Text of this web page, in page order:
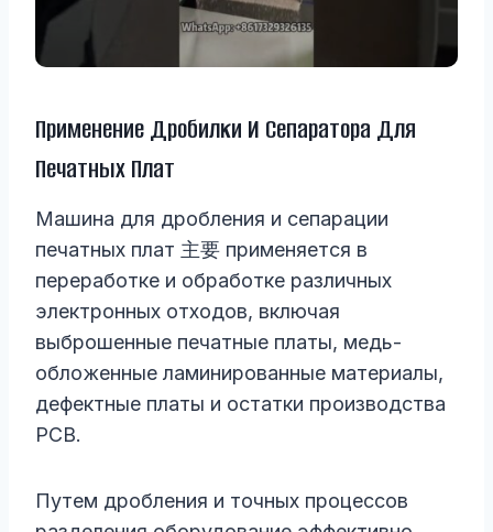
Применение Дробилки И Сепаратора Для
Печатных Плат
Машина для дробления и сепарации
печатных плат 主要 применяется в
переработке и обработке различных
электронных отходов, включая
выброшенные печатные платы, медь-
обложенные ламинированные материалы,
дефектные платы и остатки производства
PCB.
Путем дробления и точных процессов